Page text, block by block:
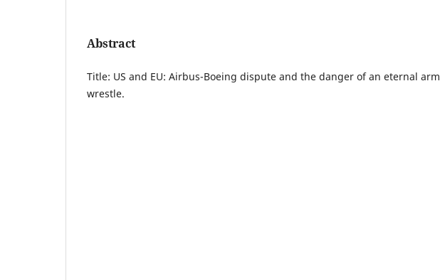
Abstract
Title: US and EU: Airbus-Boeing dispute and the danger of an eternal arm
wrestle.